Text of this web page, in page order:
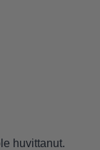
huvittanut.